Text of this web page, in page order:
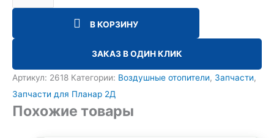
В КОРЗИНУ
ЗАКАЗ В ОДИН КЛИК
Артикул: 2618 Категории: Воздушные отопители, Запчасти,
Запчасти для Планар 2Д
Похожие товары